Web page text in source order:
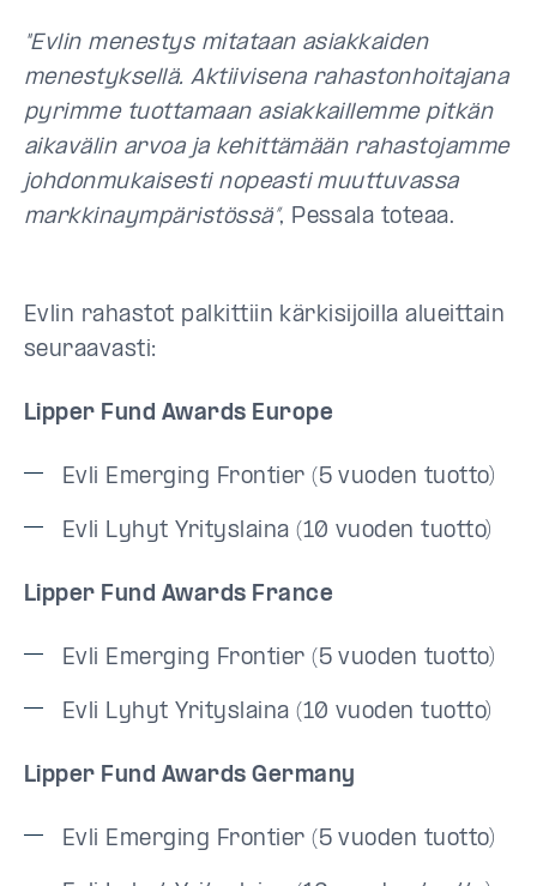
"Evlin menestys mitataan asiakkaiden
menestyksellä. Aktiivisena rahastonhoitajana
pyrimme tuottamaan asiakkaillemme pitkän
aikavälin arvoa ja kehittämään rahastojamme
johdonmukaisesti nopeasti muuttuvassa
markkinaympäristössä”, Pessala toteaa.
Evlin rahastot palkittiin kärkisijoilla alueittain
seuraavasti:
Lipper Fund Awards Europe
Evli Emerging Frontier (5 vuoden tuotto)
Evli Lyhyt Yrityslaina (10 vuoden tuotto)
Lipper Fund Awards France
Evli Emerging Frontier (5 vuoden tuotto)
Evli Lyhyt Yrityslaina (10 vuoden tuotto)
Lipper Fund Awards Germany
Evli Emerging Frontier (5 vuoden tuotto)